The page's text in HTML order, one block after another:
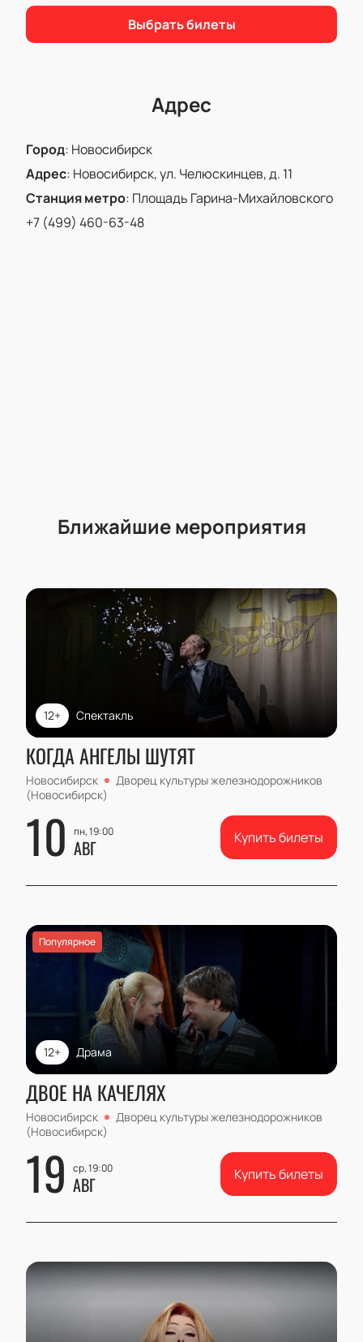
Удобная схема зала для простого выбора;
Безопасная онлайн-оплата;
Выбрать билеты
Адрес
Город: Новосибирск
Адрес: Новосибирск, ул. Челюскинцев, д. 11
Станция метро: Площадь Гарина-Михайловского
+7 (499) 460-63-48
Ближайшие мероприятия
Спектакль
12+
КОГДА АНГЕЛЫ ШУТЯТ
Новосибирск
Дворец культуры железнодорожников
(Новосибирск)
10 пн, 19:00
АВГ Купить билеты
Популярное
Драма
12+
ДВОЕ НА КАЧЕЛЯХ
Новосибирск
Дворец культуры железнодорожников
(Новосибирск)
19 ср, 19:00
АВГ Купить билеты